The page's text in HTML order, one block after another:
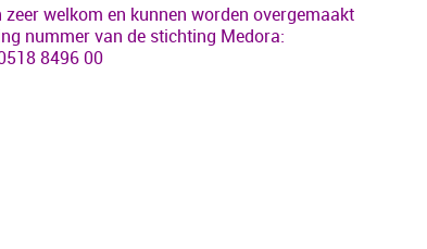
zeer welkom en kunnen worden overgemaakt
nummer van de stichting Medora:
8496 00